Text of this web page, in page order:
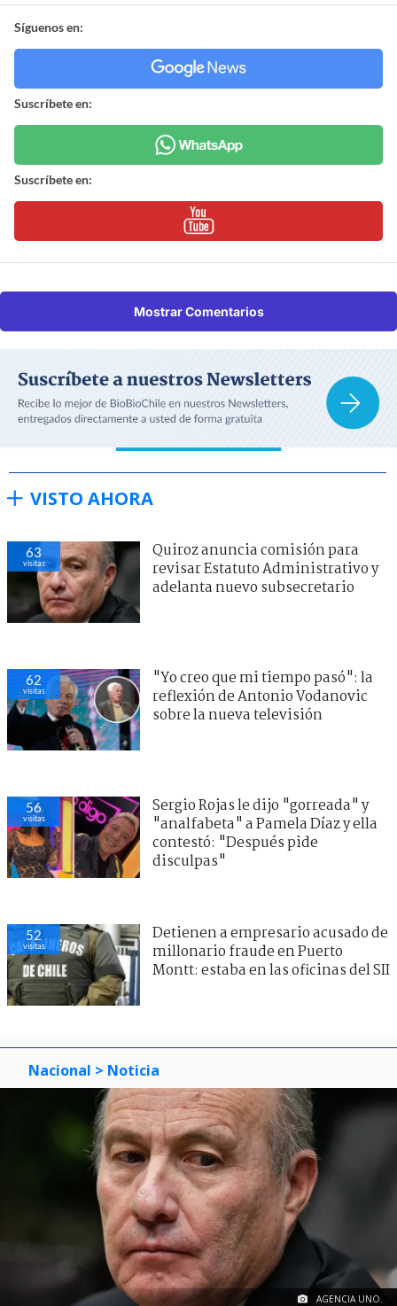
Síguenos en:
Suscríbete en:
Suscríbete en:
Mostrar Comentarios
VISTO AHORA
63
visitas
Quiroz anuncia comisión para
revisar Estatuto Administrativo y
adelanta nuevo subsecretario
62
visitas
"Yo creo que mi tiempo pasó": la
reflexión de Antonio Vodanovic
sobre la nueva televisión
56
visitas
Sergio Rojas le dijo "gorreada" y
"analfabeta" a Pamela Díaz y ella
contestó: "Después pide
disculpas"
52
visitas
Detienen a empresario acusado de
millonario fraude en Puerto
Montt: estaba en las oficinas del SII
Nacional > Noticia
AGENCIA UNO.